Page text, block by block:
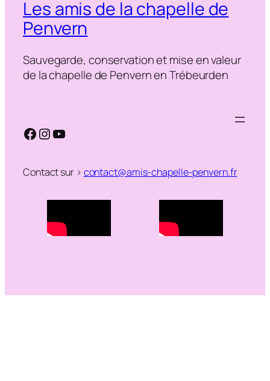
Les amis de la chapelle de
Penvern
Sauvegarde, conservation et mise en valeur
de la chapelle de Penvern en Trébeurden
Facebook
Instagram
YouTube
Contact sur > contact@amis-chapelle-penvern.fr